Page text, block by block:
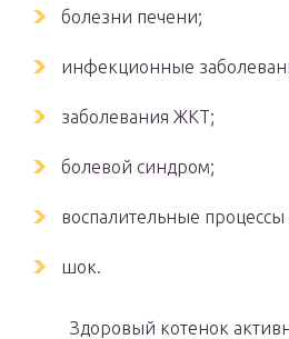
болезни печени;
инфекционные
заболевания ЖКТ;
болевой синдром;
воспалительные
шок.
Здоровый котенок